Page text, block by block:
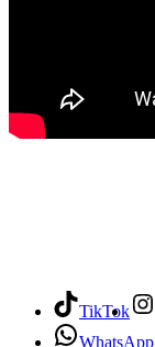
TikTok
WhatsApp